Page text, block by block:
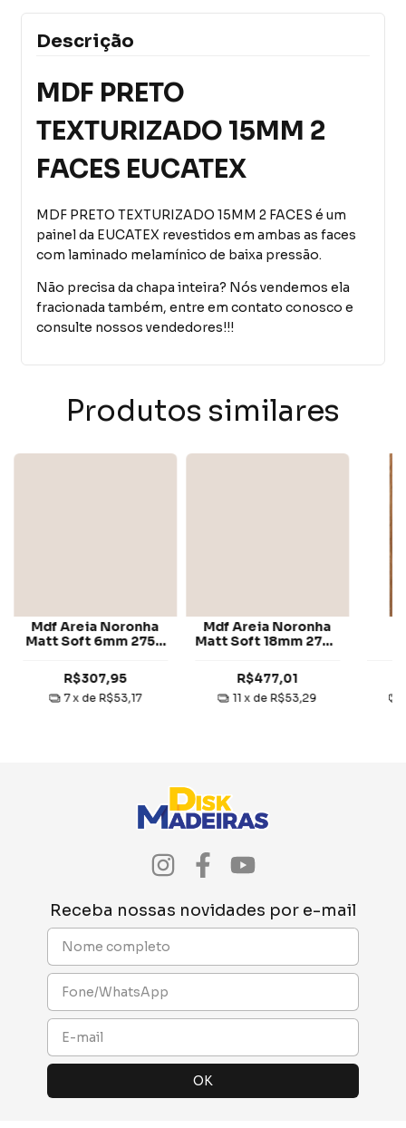
Descrição
MDF PRETO
TEXTURIZADO 15MM 2
FACES EUCATEX
MDF PRETO TEXTURIZADO 15MM 2 FACES é um
painel da EUCATEX revestidos em ambas as faces
com laminado melamínico de baixa pressão.
Não precisa da chapa inteira? Nós vendemos ela
fracionada também, entre em contato conosco e
consulte nossos vendedores!!!
Produtos similares
Mdf Areia Noronha
Matt Soft 6mm 2750
Eucatex
R$307,95
7 x deR$53,17
Mdf Areia Noronha
Matt Soft 18mm 2750
Eucatex
R$477,01
11 x deR$53,29
Receba nossas novidades por e-mail